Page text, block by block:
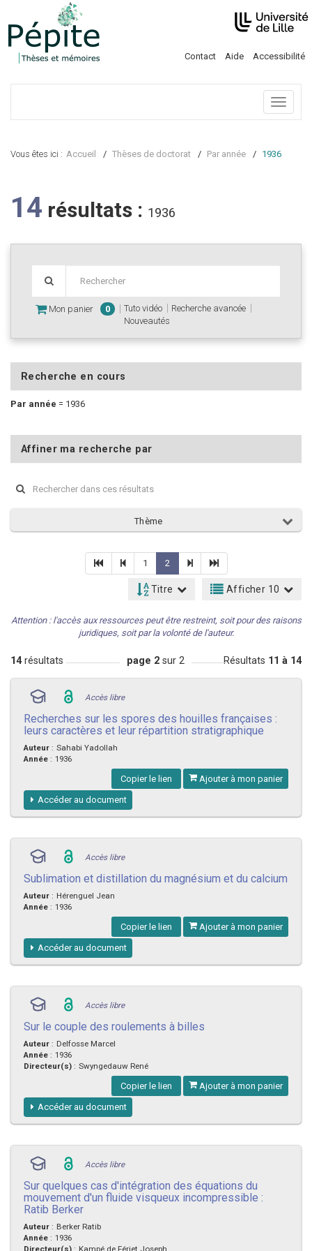
Contact Aide Accessibilité
Menu
Vous êtes ici : Accueil Thèses de doctorat Par année 1936
14 résultats : 1936
Mon panier 0 Tuto vidéo
Recherche avancée
Nouveautés
Recherche en cours
Par année = 1936
Affiner ma recherche par
Thème
1 2
Titre Afficher 10
Attention : l'accès aux ressources peut être restreint, soit pour des raisons
juridiques, soit par la volonté de l'auteur.
14résultats page 2 sur 2 Résultats 11 à 14
Accès libre
Recherches sur les spores des houilles françaises :
leurs caractères et leur répartition stratigraphique
Auteur : Sahabi Yadollah
Année : 1936
Copier le lien Ajouter à mon panier
Accéder au document
Accès libre
Sublimation et distillation du magnésium et du calcium
Auteur : Hérenguel Jean
Année : 1936
Copier le lien Ajouter à mon panier
Accéder au document
Accès libre
Sur le couple des roulements à billes
Auteur : Delfosse Marcel
Année : 1936
Directeur(s) : Swyngedauw René
Copier le lien Ajouter à mon panier
Accéder au document
Accès libre
Sur quelques cas d'intégration des équations du
mouvement d'un fluide visqueux incompressible :
Ratib Berker
Auteur : Berker Ratib
Année : 1936
Directeur(s) : Kampé de Fériet Joseph